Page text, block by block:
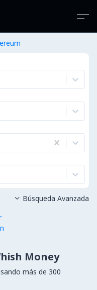
 Búsqueda Avanzada
Money
más de 300